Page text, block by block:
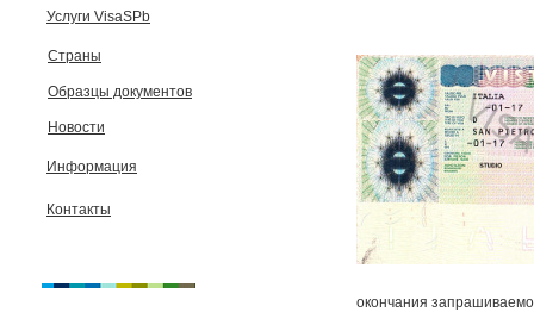
Услуги VisaSPb
Страны
Образцы документов
Новости
Информация
Контакты
окончания